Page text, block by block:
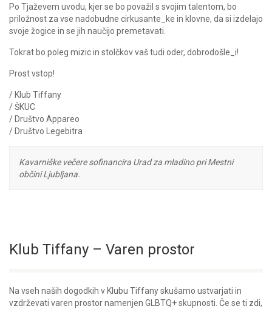
Po Tjaževem uvodu, kjer se bo považil s svojim talentom, bo
priložnost za vse nadobudne cirkusante_ke in klovne, da si izdelajo
svoje žogice in se jih naučijo premetavati.
Tokrat bo poleg mizic in stolčkov vaš tudi oder, dobrodošle_i!
Prost vstop!
/ Klub Tiffany
/ ŠKUC
/ Društvo Appareo
/ Društvo Legebitra
Kavarniške večere sofinancira Urad za mladino pri Mestni
občini Ljubljana.
Klub Tiffany – Varen prostor
Na vseh naših dogodkih v Klubu Tiffany skušamo ustvarjati in
vzdrževati varen prostor namenjen GLBTQ+ skupnosti. Če se ti zdi,